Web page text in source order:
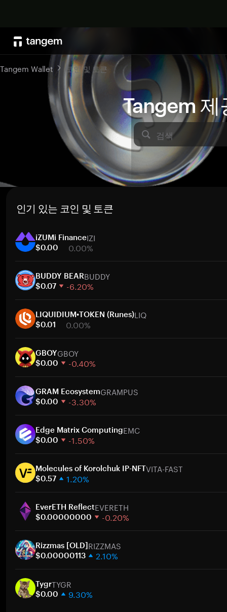
Tangem 제
검색
Tangem Wallet 코인 및 토큰
인기 있는 코인 및 토큰
iZUMi FinanceIZI
$0.00 0.00%
30일
시가총액
BUDDY BEARBUDDY
$0.07 -6.20%
30일
시가총액
LIQUIDIUM•TOKEN (Runes)LIQ
$0.01 0.00%
30일
시가총액
GBOYGBOY
$0.00 -0.40%
30일
시가총액
GRAM EcosystemGRAMPUS
$0.00 -3.30%
30일
시가총액
Edge Matrix ComputingEMC
$0.00 -1.50%
30일
시가총액
Molecules of Korolchuk IP-NFTVITA-FAST
$0.57 1.20%
30일
시가총액
EverETH ReflectEVERETH
$0.00000000 -0.20%
30일
시가총액
Rizzmas [OLD]RIZZMAS
$0.00000113 2.10%
30일
시가총액
TygrTYGR
$0.00 9.30%